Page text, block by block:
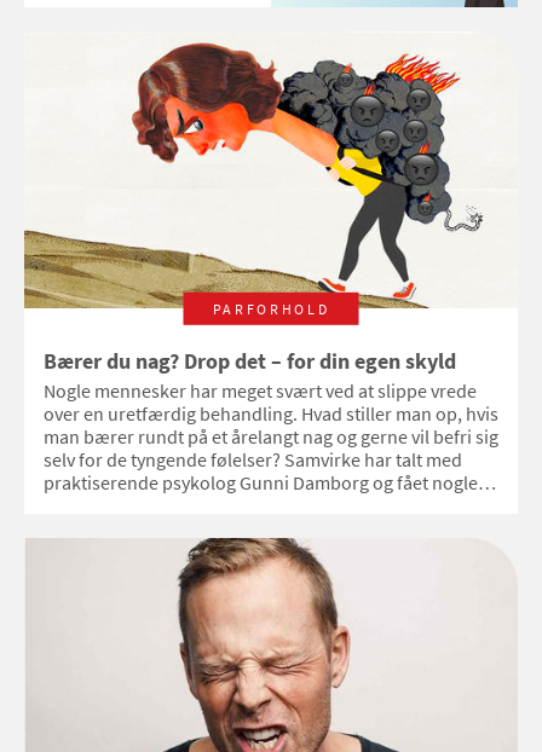
erhvervspsykologisk rådgiver
Sebastian Nybo guider vi dig
igennem 7 trin, så du bliver
bedre til at sige fra.
PARFORHOLD
Bærer du nag? Drop det – for din egen skyld
Nogle mennesker har meget svært ved at slippe vrede
over en uretfærdig behandling. Hvad stiller man op, hvis
man bærer rundt på et årelangt nag og gerne vil befri sig
selv for de tyngende følelser? Samvirke har talt med
praktiserende psykolog Gunni Damborg og fået nogle